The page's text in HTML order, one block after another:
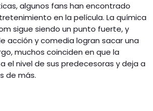
algunos fans han encontrado
en la película. La química
sigue siendo un punto fuerte, y
acción y comedia logran sacar una
muchos coinciden en que la
el nivel de sus predecesoras y deja a
de más.